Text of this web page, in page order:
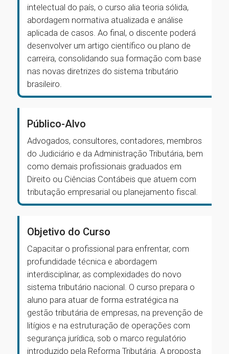
intelectual do país, o curso alia teoria sólida,
abordagem normativa atualizada e análise
aplicada de casos. Ao final, o discente poderá
desenvolver um artigo científico ou plano de
carreira, consolidando sua formação com base
nas novas diretrizes do sistema tributário
brasileiro.
Público-Alvo
Advogados, consultores, contadores, membros
do Judiciário e da Administração Tributária, bem
como demais profissionais graduados em
Direito ou Ciências Contábeis que atuem com
tributação empresarial ou planejamento fiscal.
Objetivo do Curso
Capacitar o profissional para enfrentar, com
profundidade técnica e abordagem
interdisciplinar, as complexidades do novo
sistema tributário nacional. O curso prepara o
aluno para atuar de forma estratégica na
gestão tributária de empresas, na prevenção de
litígios e na estruturação de operações com
segurança jurídica, sob o marco regulatório
introduzido pela Reforma Tributária. A proposta